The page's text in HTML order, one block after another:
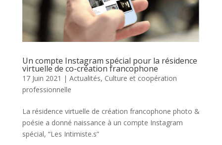
Un compte Instagram spécial pour la résidence
virtuelle de co-création francophone
17 Juin 2021 | Actualités, Culture et coopération
professionnelle
La résidence virtuelle de création francophone photo &
poésie a donné naissance à un compte Instagram
spécial, “Les Intimiste.s”